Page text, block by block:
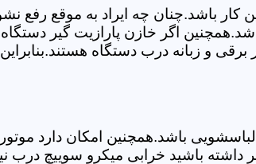
باشد.چنان چه ایراد به موقع
اگر خازن پارازیت گیر
و زبانه درب دستگاه
باشد.همچنین امکان دارد موتور و
باشید خرابی میکرو سوییچ